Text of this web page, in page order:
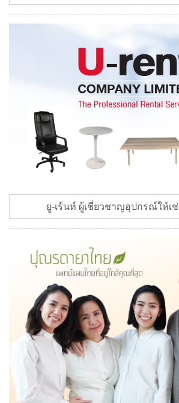
ยู-เร้นท์ ผู้เชี่ยวชาญอุปกรณ์ให้เ